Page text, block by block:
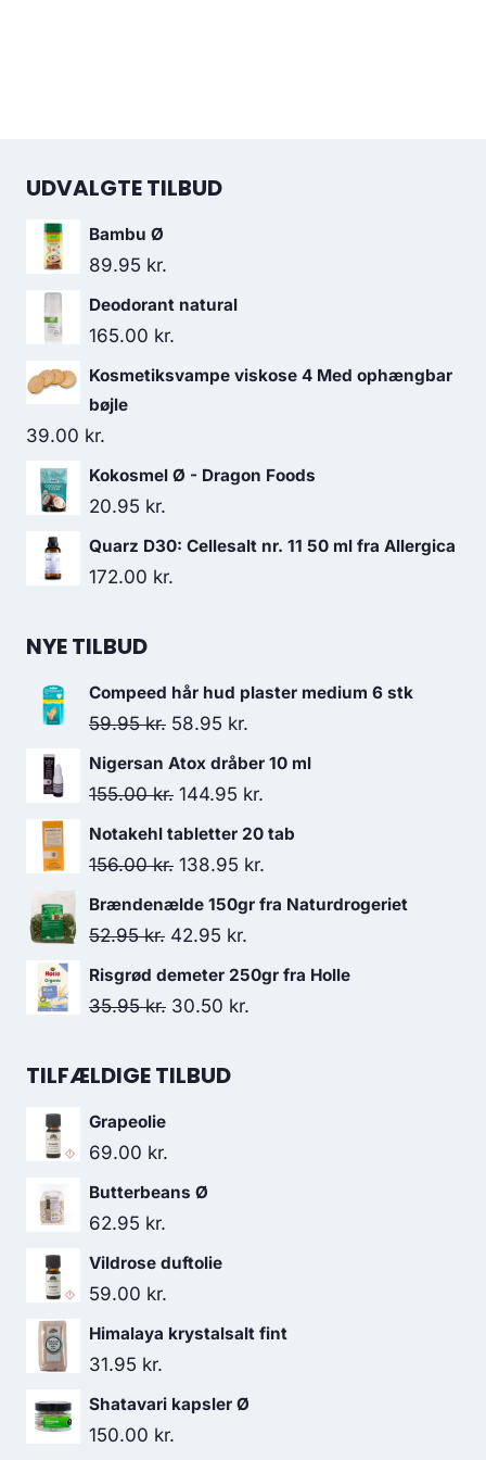
UDVALGTE TILBUD
Bambu Ø
89.95 kr.
Deodorant natural
165.00 kr.
Kosmetiksvampe viskose 4 Med ophængbar
bøjle
39.00 kr.
Kokosmel Ø - Dragon Foods
20.95 kr.
Quarz D30: Cellesalt nr. 11 50 ml fra Allergica
172.00 kr.
NYE TILBUD
Compeed hår hud plaster medium 6 stk
59.95kr. Den
oprindelige
pris
59.95 kr..
58.95 kr.
aktuelle
pris
Nigersan Atox dråber 10 ml
155.00kr. Den
oprindelige
pris
155.00 kr..
144.95 kr.
aktuelle
Notakehl tabletter 20 tab
156.00kr. Den
oprindelige
pris
156.00 kr..
138.95 kr.
aktuelle
Brændenælde 150gr fra Naturdrogeriet
52.95kr. Den
oprindelige
pris
52.95 kr..
42.95 kr.
aktuelle
Risgrød demeter 250gr fra Holle
35.95kr. Den
pris
30.50 kr.
TILFÆLDIGE TILBUD
Grapeolie
69.00 kr.
Butterbeans Ø
62.95 kr.
Vildrose duftolie
59.00 kr.
Himalaya krystalsalt fint
31.95 kr.
Shatavari kapsler Ø
150.00 kr.